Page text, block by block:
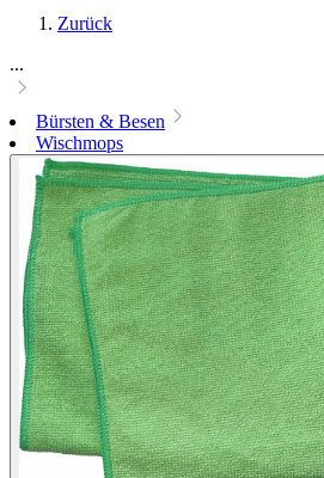
Zurück
...
Bürsten & Besen
Wischmops